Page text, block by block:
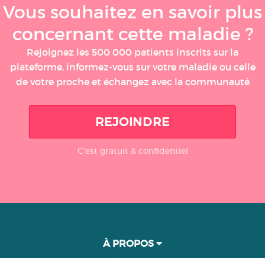
Vous souhaitez en savoir plus
concernant cette maladie ?
Rejoignez les 500 000 patients inscrits sur la
plateforme, informez-vous sur votre maladie ou celle
de votre proche et échangez avec la communauté
REJOINDRE
C'est gratuit & confidentiel
À PROPOS